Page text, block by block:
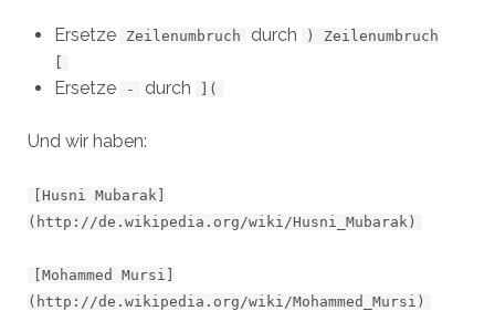
Ersetze Zeilenumbruch durch
) Zeilenumbruch
Ersetze - durch ](
Und wir haben:
[Husni Mubarak]
(http://de.wikipedia.org/wiki/Husni_Mubarak)
[Mohammed Mursi]
(http://de.wikipedia.org/wiki/Mohammed_Mursi)